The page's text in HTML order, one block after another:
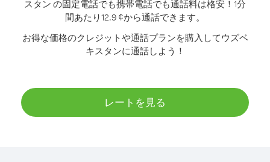
スタン の固定電話でも携帯電話でも通話料は格安！1分
間あたり12.9 ¢から通話できます。
お得な価格のクレジットや通話プランを購入してウズベ
キスタンに通話しよう！
レートを見る